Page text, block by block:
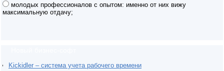
молодых профессионалов с опытом: именно от них вижу
максимальную отдачу;
Kickidler – система учета рабочего времени